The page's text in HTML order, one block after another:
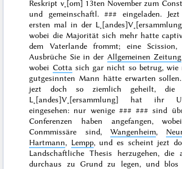
Reskript v˖[om] 13ten November zum
und gemeinschaftl.### eingeladen.
ersten mal in der
wobei die Majorität sich mehr hatte
dem Vaterlande frommt; eine Scission,
Ausbrüche Sie in der Allgemeinen Zeitung
wobei Cotta sich gar nicht so betrug, wie
gutgesinnten Mann hätte erwarten
jezt doch so ziemlich geheilt, die
L˖[andes]V˖[ersammlung] hat ihr
eingesehen: nur wenige ### ### sind
Conferenzen haben angefangen,
Conmmissäre sind, Wangenheim,
Hartmann, Lempp, und es scheint jezt
Landschaftliche Thesis herzugehen, die
durchaus zu Grund zu legen, und blos